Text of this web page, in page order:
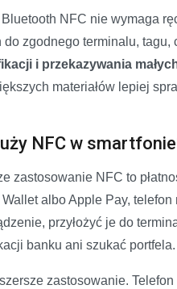
NFC nie wymaga
do zgodnego terminalu,
i przekazywania
materiałów lepiej
NFC w
zastosowanie NFC to
Wallet albo Apple Pay,
przyłożyć je do
banku ani szukać portfela.
zastosowanie.